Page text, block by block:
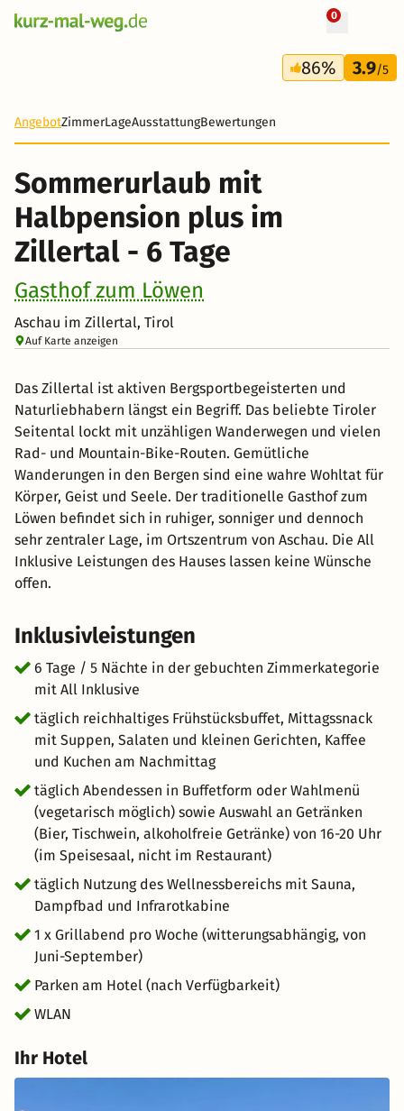
0
6 Tage
403 €
+ 22 Fotos
86% 3.9/5
AngebotZimmerLageAusstattungBewertungen
Sommerurlaub mit
Halbpension plus im
Zillertal - 6 Tage
Gasthof zum Löwen
Aschau im Zillertal, Tirol
Auf Karte anzeigen
Das Zillertal ist aktiven Bergsportbegeisterten und
Naturliebhabern längst ein Begriff. Das beliebte Tiroler
Seitental lockt mit unzähligen Wanderwegen und vielen
Rad- und Mountain-Bike-Routen. Gemütliche
Wanderungen in den Bergen sind eine wahre Wohltat für
Körper, Geist und Seele. Der traditionelle Gasthof zum
Löwen befindet sich in ruhiger, sonniger und dennoch
sehr zentraler Lage, im Ortszentrum von Aschau. Die All
Inklusive Leistungen des Hauses lassen keine Wünsche
offen.
Inklusivleistungen
6 Tage / 5 Nächte in der gebuchten Zimmerkategorie
mit All Inklusive
täglich reichhaltiges Frühstücksbuffet, Mittagssnack
mit Suppen, Salaten und kleinen Gerichten, Kaffee
und Kuchen am Nachmittag
täglich Abendessen in Buffetform oder Wahlmenü
(vegetarisch möglich) sowie Auswahl an Getränken
(Bier, Tischwein, alkoholfreie Getränke) von 16-20 Uhr
(im Speisesaal, nicht im Restaurant)
täglich Nutzung des Wellnessbereichs mit Sauna,
Dampfbad und Infrarotkabine
1 x Grillabend pro Woche (witterungsabhängig, von
Juni-September)
Parken am Hotel (nach Verfügbarkeit)
WLAN
Ihr Hotel